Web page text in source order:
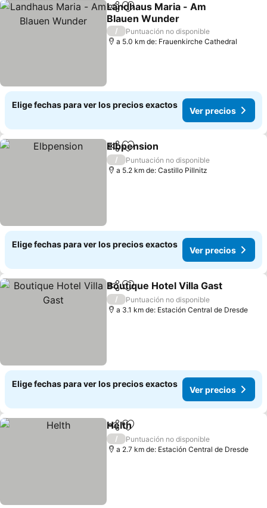
CompartirAgregar a favoritos
Landhaus Maria - Am
Blauen Wunder
/
Puntuación no disponible
a 5.0 km de: Frauenkirche Cathedral
Elige fechas para ver los precios exactos
Ver precios
CompartirAgregar a favoritos
Elbpension
/
Puntuación no disponible
a 5.2 km de: Castillo Pillnitz
Elige fechas para ver los precios exactos
Ver precios
CompartirAgregar a favoritos
Boutique Hotel Villa Gast
/
Puntuación no disponible
a 3.1 km de: Estación Central de Dresde
Elige fechas para ver los precios exactos
Ver precios
CompartirAgregar a favoritos
Helth
/
Puntuación no disponible
a 2.7 km de: Estación Central de Dresde